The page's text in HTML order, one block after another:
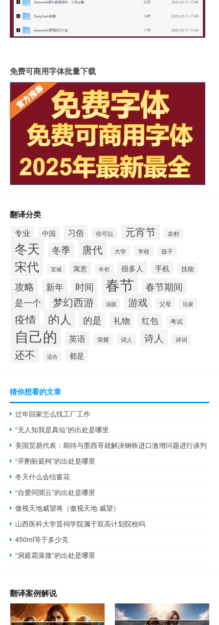
免费可商用字体批量下载
翻译分类
专业
中国 习俗 你可以 元宵节 农村
冬天 冬季 唐代 大学 学校 孩子
宋代 宣城 寓意 年初 很多人 手机 技能
攻略 新年 时间 春节 春节期间
是一个 梦幻西游 汤圆 游戏 父母 玩家
疫情 的人 的是 礼物 红包 考试
自己的 英语 荣耀 词人 诗人 诗词
还不 适合 都是
猜你想看的文章
过年回家怎么找工厂工作
“无人知我是真仙”的出处是哪里
美国贸易代表：期待与墨西哥就解决钢铁进口激增问题进行谈判
“开酌盼庭柯”的出处是哪里
冬天什么会结窗花
“自爱同閒云”的出处是哪里
傲视天地威望将（傲视天地 威望）
山西医科大学晋祠学院属于双高计划院校吗
450ml等于多少克
“洞庭霜落微”的出处是哪里
翻译案例解说